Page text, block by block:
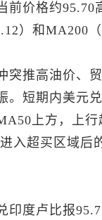
前价格约95.70
）和MA200
突推高油价、
。短期内美元
上方，上
入超买区域后
印度卢比报